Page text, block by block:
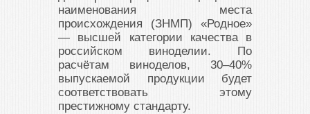
наименования места
происхождения (ЗНМП) «Родное»
— высшей категории качества в
российском виноделии. По
расчётам виноделов, 30–40%
выпускаемой продукции будет
соответствовать этому
престижному стандарту.